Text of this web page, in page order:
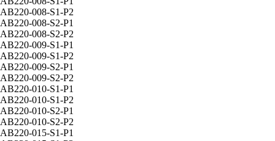
AB220-008-S1-P2
AB220-008-S2-P1
AB220-008-S2-P2
AB220-009-S1-P1
AB220-009-S1-P2
AB220-009-S2-P1
AB220-009-S2-P2
AB220-010-S1-P1
AB220-010-S1-P2
AB220-010-S2-P1
AB220-010-S2-P2
AB220-015-S1-P1